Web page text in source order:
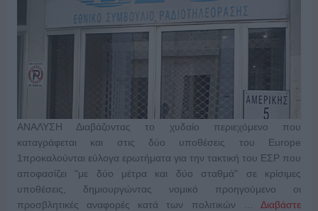
ΑΝΑΛΥΣΗ Διαβάζοντας το χυδαίο περιεχόμενο που
καταγράφεται και στις δύο υποθέσεις του Europe
1προκαλούνται εύλογα ερωτήματα για την τακτική του ΕΣΡ που
αποφασίζει "με δύο μέτρα και δύο σταθμά" σε κρίσιμες
υποθέσεις, δημιουργώντας νομικό προηγούμενο οι
προσβλητικές αναφορές κατά των πολιτικών …Διαβάστε